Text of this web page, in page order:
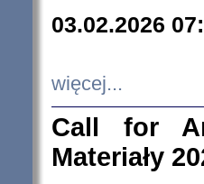
03.02.2026
więcej...
Call for
Materiały